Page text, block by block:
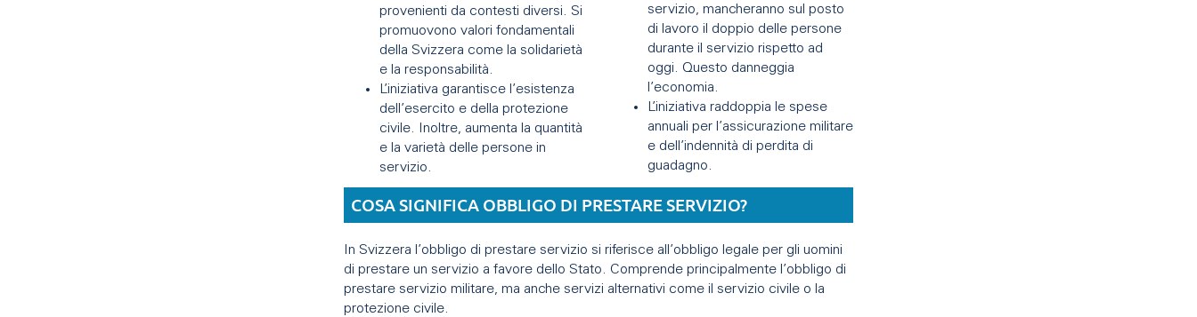
provenienti da contesti diversi. Si
promuovono valori fondamentali
della Svizzera come la solidarietà
e la responsabilità.
L’iniziativa garantisce l’esistenza
dell’esercito e della protezione
civile. Inoltre, aumenta la quantità
e la varietà delle persone in
servizio.
servizio, mancheranno sul posto
di lavoro il doppio delle persone
durante il servizio rispetto ad
oggi. Questo danneggia
l’economia.
L’iniziativa raddoppia le spese
annuali per l’assicurazione militare
e dell’indennità di perdita di
guadagno.
COSA SIGNIFICA OBBLIGO DI PRESTARE SERVIZIO?
In Svizzera l’obbligo di prestare servizio si riferisce all’obbligo legale per gli uomini
di prestare un servizio a favore dello Stato. Comprende principalmente l’obbligo di
prestare servizio militare, ma anche servizi alternativi come il servizio civile o la
protezione civile.